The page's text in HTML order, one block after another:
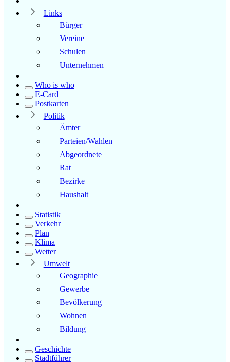
Links
Bürger
Vereine
Schulen
Unternehmen
Who is who
E-Card
Postkarten
Politik
Ämter
Parteien/Wahlen
Abgeordnete
Rat
Bezirke
Haushalt
Statistik
Verkehr
Plan
Klima
Wetter
Umwelt
Geographie
Gewerbe
Bevölkerung
Wohnen
Bildung
Geschichte
Stadtführer